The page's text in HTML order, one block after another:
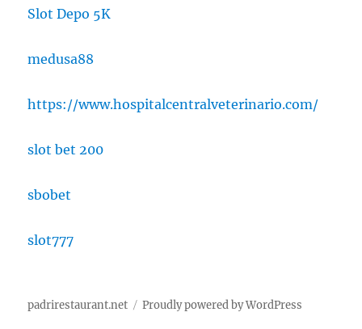
Slot Depo 5K
medusa88
https://www.hospitalcentralveterinario.com/
slot bet 200
sbobet
slot777
padrirestaurant.net Proudly powered by WordPress